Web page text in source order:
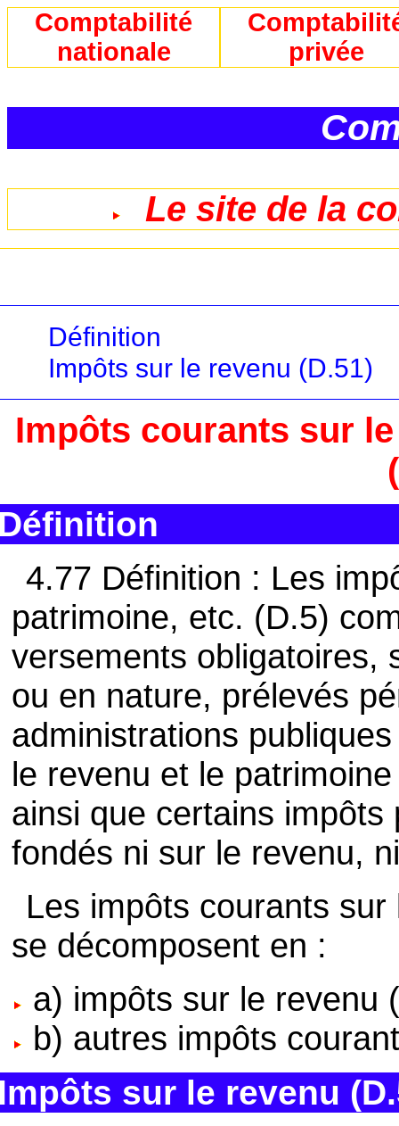
Comptabilité
nationale
privée
Le site de la
Définition
Impôts sur le revenu (D.51)
Impôts courants sur
4.77 Définition : Les
patrimoine, etc. (D.5)
versements obligatoires,
ou en nature, prélevés
administrations
le revenu et le
ainsi que certains
fondés ni sur le revenu,
Les impôts courants
se décomposent en :
a) impôts sur le revenu
b) autres impôts
sur le revenu